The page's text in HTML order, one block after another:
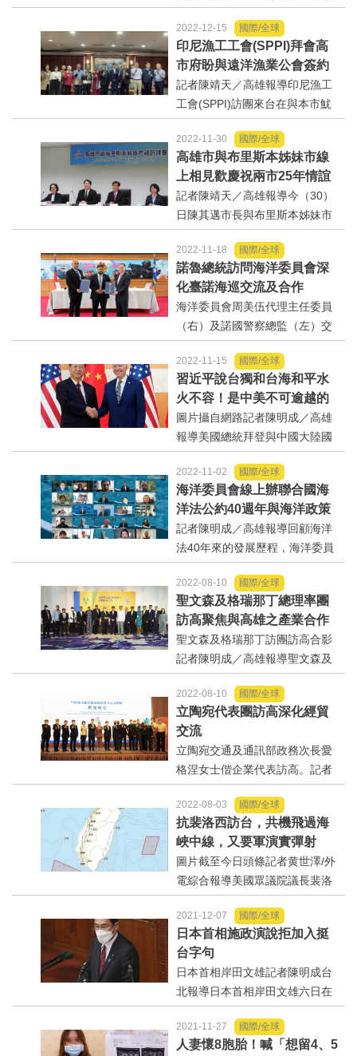
艦在東海與南海大規模活動，形
同包圍台灣的態勢，台海情勢緊
張升溫，美國對台軍援卻在此時
生變，原本國防授權法要給台灣
無償軍事融資，2023撥款法案...
2022-12-15 國際/全球
印尼漁工工會(SPPI)拜會高
市府盼與遠洋漁業公會簽約
達成漁業人權及勞資雙方共
榮共好
記者陳靖天／高雄報導印尼漁工
工會(SPPI)訪團來台在與本市魷
秋刀、鮪延繩釣2大遠洋漁業公會
共同簽訂印尼漁工合作契約的前
夕，特前來拜訪高雄市政府，陳
其邁市長非常重視此次印尼漁工
工會來訪，並表示身為海洋...
2022-11-30 國際/全球
高雄市與布里斯本姊妹市線
上相見歡慶祝兩市25年情誼
記者陳靖天／高雄報導今（30）
日陳其邁市長與布里斯本姊妹市
艾德里安‧施里納市長（AdrianSc
hrinner）進行視訊會議，共同紀
念姊妹市締盟25周年、重申姊妹
市情誼，並盼開啟更多領域之合
作。...
2022-11-18 國際/全球
諾魯總統訪問海洋委員會深
化臺諾海巡交流及合作
海洋委員會周美伍代理主任委員
（右）及諾國警察總監（左）交
換正式文本記者陳靖天／高雄報
導昆洛斯總統率團來臺進行國是
訪問，並於本（111）年11月17
日上午拜訪海洋委員會海巡署，
進行兩國聯合海事巡...
2022-11-15 國際/全球
習近平說台獨和台海和平水
火不容！是中美不可逾越的
「紅線」
圖片攝自網路記者陳明成／高雄
報導美國總統拜登與中國大陸國
家主席習近平首場實體會晤，在1
4日晚間8點45分左右正式結束。
根據白宮發布的聲明，拜登在台
海議題上，向習近平重申美方的
「一中政策」並未...
2022-11-02 國際/全球
海洋委員會線上辦聯合國海
洋法公約40週年與海洋政策
國際研討會建構海洋法政交
流平台
記者陳明成／高雄報導回顧海洋
法40年來的發展歷程，海洋委員
會11月2-3日於線上舉辦「聯合國
海洋法公約40週年與海洋政策國
際研討會」，就聯合國海洋法公
約相關面向，包括海洋法之制度
發展、海洋環境保...
2022-08-10 國際/全球
聖文森及格瑞那丁總理率團
訪高聚焦與高雄之產業合作
聖文森及格瑞那丁訪團訪高合影
記者陳明成／高雄報導聖文森及
格瑞那丁龔薩福（RalphE.Gonsa
lves）總理訪團抵達高雄參訪，
去（110）年高雄市政府與長興材
料工業股份有限公司共同捐贈試
劑予聖文森及格...
2022-08-10 國際/全球
立陶宛代表團訪高深化經貿
交流
立陶宛交通及通訊部政務次長愛
格涅女士偕企業代表訪高。記者
陳明成／高雄報導立陶宛交通及
通訊部政務次長愛格涅女士偕電
動巴士企業代表訪高，高雄市羅
達生副市長今（9）日舉辦歡迎晚
宴展現地主盛情。...
2022-08-03 國際/全球
抗裴洛西訪台，共機飛過海
峽中線，又要軍演實彈射
擊！
圖片截至今日頭條記者黄世澤/外
電綜合報導美國眾議院議長裴洛
西2日晚間搭機訪台後，台海軍事
情勢急遽升溫，據軍方最新消
息，今深夜有共機飛過海峽中
線，軍方按規定因應，國防部也
將適時發布相關訊息...
2021-12-07 國際/全球
日本首相施政演說拒加入挺
台字句
日本首相岸田文雄記者陳明成台
北報導日本首相岸田文雄六日在
國會發表施政演說，日媒報導，
防衛大臣岸信夫曾要求岸田在演
說中加入「台灣海峽和平與穩
2021-11-27 國際/全球
人妻懷8胞胎！喊「想留4、5